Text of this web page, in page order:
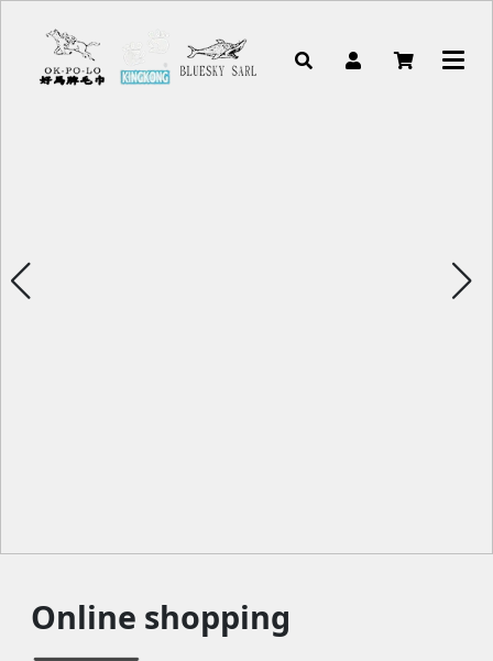
Online shopping